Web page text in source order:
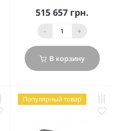
515 657 грн.
- +
В корзину
Популярный товар